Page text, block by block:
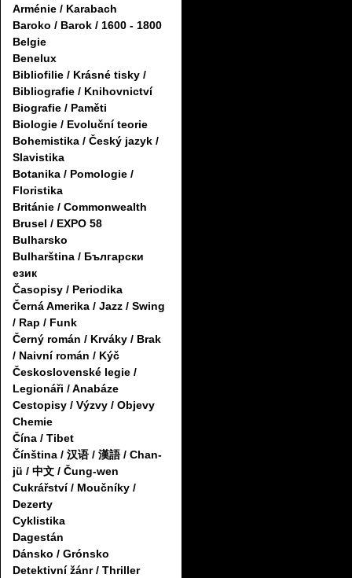
Arménie / Karabach
Baroko / Barok / 1600 - 1800
Belgie
Benelux
Bibliofilie / Krásné tisky /
Bibliografie / Knihovnictví
Biografie / Paměti
Biologie / Evoluční teorie
Bohemistika / Český jazyk /
Slavistika
Botanika / Pomologie /
Floristika
Británie / Commonwealth
Brusel / EXPO 58
Bulharsko
Bulharština / Български
език
Časopisy / Periodika
Černá Amerika / Jazz / Swing
/ Rap / Funk
Černý román / Krváky / Brak
/ Naivní román / Kýč
Československé legie /
Legionáři / Anabáze
Cestopisy / Výzvy / Objevy
Chemie
Čína / Tibet
Čínština / 汉语 / 漢語 / Chan-
jü / 中文 / Čung-wen
Cukrářství / Moučníky /
Dezerty
Cyklistika
Dagestán
Dánsko / Grónsko
Detektivní žánr / Thriller